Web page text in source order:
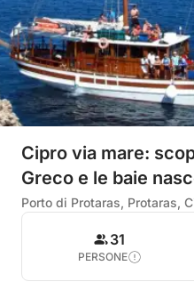
Cipro via mare:
Greco e le baie
Porto di Protaras, Protaras,
31
PERSONE